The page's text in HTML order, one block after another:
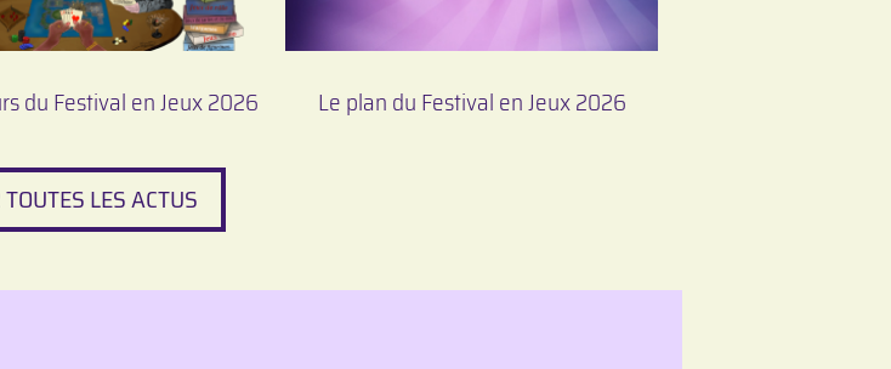
du Festival en Jeux 2026 Le plan du Festival en Jeux 2026
LES ACTUS